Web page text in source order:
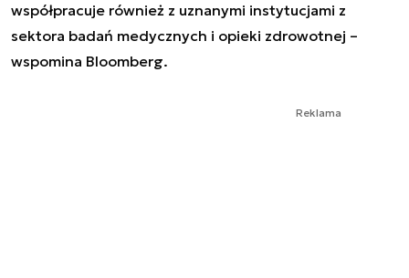
współpracuje również z uznanymi instytucjami z
sektora badań medycznych i opieki zdrowotnej –
wspomina Bloomberg.
Reklama